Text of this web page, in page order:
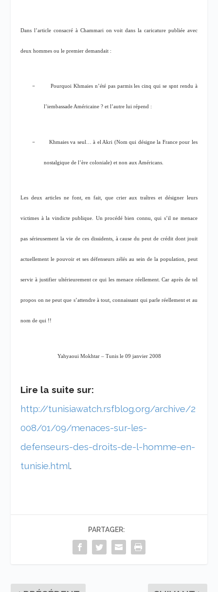
Dans l’article consacré à Chammari on voit dans la caricature publiée avec
deux hommes ou le premier demandait :
– Pourquoi Khmaies n’été pas parmis les cinq qui se spnt rendu à
l’iembassade Américaine ? et l’autre lui répend :
– Khmaies va seul… à el Akri (Nom qui désigne la France pour les
nostalgique de l’ère coloniale) et non aux Américans.
Les deux articles ne font, en fait, que crier aux traîtres et désigner leurs
victimes à la vindicte publique. Un procédé bien connu, qui s’il ne menace
pas sérieusement la vie de ces dissidents, à cause du peut de crédit dont jouit
actuellement le pouvoir et ses défenseurs zélés au sein de la population, peut
servir à justifier ultérieurement ce qui les menace réellement. Car après de tel
propos on ne peut que s’attendre à tout, connaissant qui parle réellement et au
nom de qui !!
Yahyaoui Mokhtar – Tunis le 09 janvier 2008
Lire la suite sur:
http://tunisiawatch.rsfblog.org/archive/2
008/01/09/menaces-sur-les-
defenseurs-des-droits-de-l-homme-en-
tunisie.html.
PARTAGER: